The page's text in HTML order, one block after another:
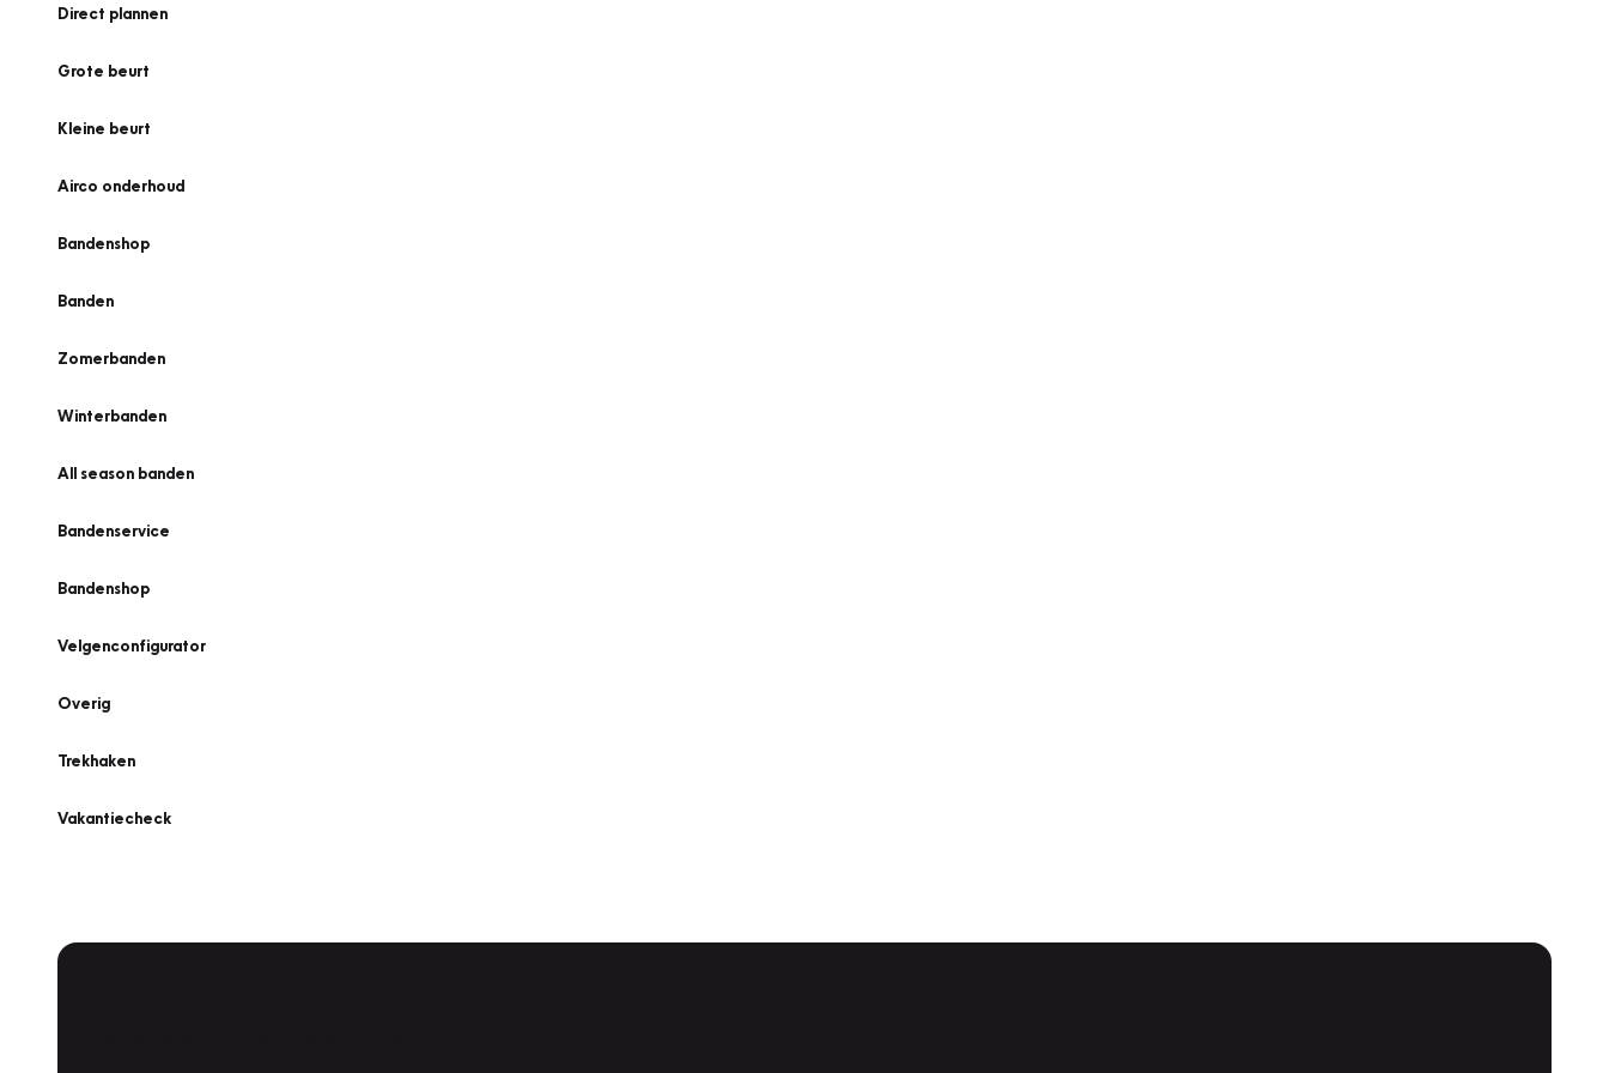
Direct plannen
Grote beurt
Kleine beurt
Airco onderhoud
Bandenshop
Banden
Zomerbanden
Winterbanden
All season banden
Bandenservice
Bandenshop
Velgenconfigurator
Overig
Trekhaken
Vakantiecheck